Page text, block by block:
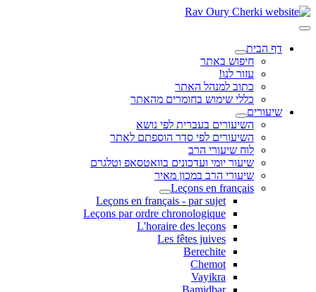
דף הבית
חיפוש באתר
עזור לנו!
כתוב למנהל האתר
כללי שימוש בחומרים מהאתר
שיעורים
השיעורים בעברית לפי נושא
השיעורים לפי סדר הוספתם לאתר
לוח שיעורי הרב
שיעור יומי ועדכונים בוואטסאפ וטלגרם
שיעורי הרב במכון מאיר
Leçons en français
Leçons en français - par sujet
Leçons par ordre chronologique
L'horaire des leçons
Les fêtes juives
Berechite
Chemot
Vayikra
Bamidbar